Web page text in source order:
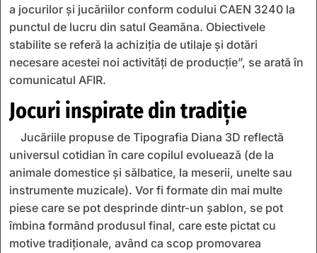
a jocurilor și jucăriilor conform codului CAEN 3240 la
punctul de lucru din satul Geamăna. Obiectivele
stabilite se referă la achiziția de utilaje și dotări
necesare acestei noi activități de producție”, se arată în
comunicatul AFIR.
Jocuri inspirate din tradiție
Jucăriile propuse de Tipografia Diana 3D reflectă
universul cotidian în care copilul evoluează (de la
animale domestice și sălbatice, la meserii, unelte sau
instrumente muzicale). Vor fi formate din mai multe
piese care se pot desprinde dintr-un șablon, se pot
îmbina formând produsul final, care este pictat cu
motive tradiționale, având ca scop promovarea